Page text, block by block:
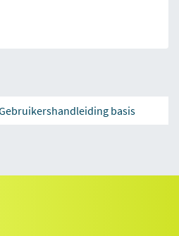
Gebruikershandleiding basis